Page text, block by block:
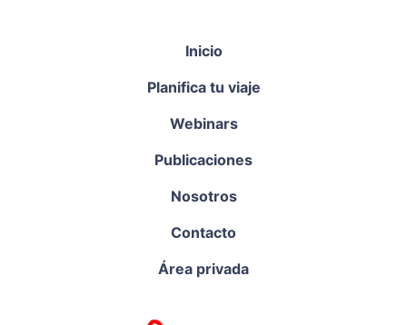
Inicio
Planifica tu viaje
Webinars
Publicaciones
Nosotros
Contacto
Área privada